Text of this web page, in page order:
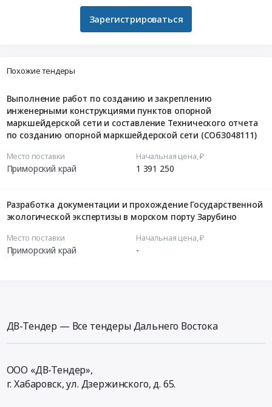
Зарегистрироваться
Похожие тендеры
Выполнение работ по созданию и закреплению
инженерными конструкциями пунктов опорной
маркшейдерской сети и составление Технического отчета
по созданию опорной маркшейдерской сети (СОбЗ048111)
Место поставки
Приморский край
Начальная цена, ₽
1 391 250
Разработка документации и прохождение Государственной
экологической экспертизы в морском порту Зарубино
Место поставки
Приморский край
Начальная цена, ₽
-
ДВ-Тендер — Все тендеры Дальнего Востока
ООО «ДВ-Тендер»,
г. Хабаровск,ул. Дзержинского, д. 65.